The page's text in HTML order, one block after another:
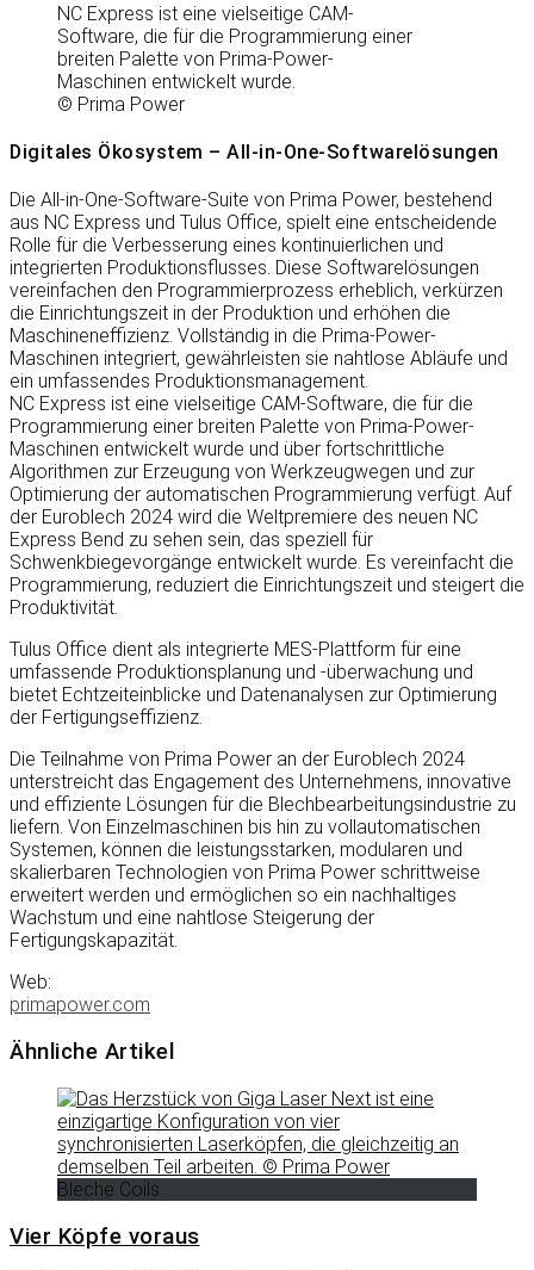
NC Express ist eine vielseitige CAM-
Software, die für die Programmierung einer
breiten Palette von Prima-Power-
Maschinen entwickelt wurde.
© Prima Power
Digitales Ökosystem – All-in-One-Softwarelösungen
Die All-in-One-Software-Suite von Prima Power, bestehend
aus NC Express und Tulus Office, spielt eine entscheidende
Rolle für die Verbesserung eines kontinuierlichen und
integrierten Produktionsflusses. Diese Softwarelösungen
vereinfachen den Programmierprozess erheblich, verkürzen
die Einrichtungszeit in der Produktion und erhöhen die
Maschineneffizienz. Vollständig in die Prima-Power-
Maschinen integriert, gewährleisten sie nahtlose Abläufe und
ein umfassendes Produktionsmanagement.
NC Express ist eine vielseitige CAM-Software, die für die
Programmierung einer breiten Palette von Prima-Power-
Maschinen entwickelt wurde und über fortschrittliche
Algorithmen zur Erzeugung von Werkzeugwegen und zur
Optimierung der automatischen Programmierung verfügt. Auf
der Euroblech 2024 wird die Weltpremiere des neuen NC
Express Bend zu sehen sein, das speziell für
Schwenkbiegevorgänge entwickelt wurde. Es vereinfacht die
Programmierung, reduziert die Einrichtungszeit und steigert die
Produktivität.
Tulus Office dient als integrierte MES-Plattform für eine
umfassende Produktionsplanung und -überwachung und
bietet Echtzeiteinblicke und Datenanalysen zur Optimierung
der Fertigungseffizienz.
Die Teilnahme von Prima Power an der Euroblech 2024
unterstreicht das Engagement des Unternehmens, innovative
und effiziente Lösungen für die Blechbearbeitungsindustrie zu
liefern. Von Einzelmaschinen bis hin zu vollautomatischen
Systemen, können die leistungsstarken, modularen und
skalierbaren Technologien von Prima Power schrittweise
erweitert werden und ermöglichen so ein nachhaltiges
Wachstum und eine nahtlose Steigerung der
Fertigungskapazität.
Web:
primapower.com
Ähnliche Artikel
Bleche Coils
Vier Köpfe voraus